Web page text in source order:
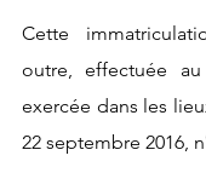
Cette
outre, effectuée
exercée dans les
22 septembre 2016,